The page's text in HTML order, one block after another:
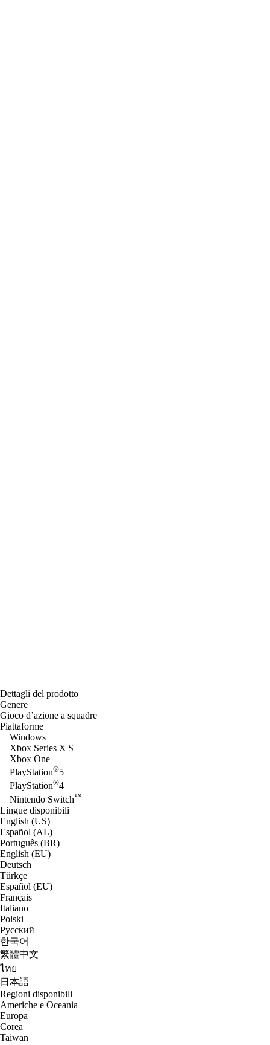
Dettagli del prodotto
Genere
Gioco d’azione a squadre
Piattaforme
Windows
Xbox Series X|S
Xbox One
PlayStation®5
PlayStation®4
Nintendo Switch™
Lingue disponibili
English (US)
Español (AL)
Português (BR)
English (EU)
Deutsch
Türkçe
Español (EU)
Français
Italiano
Polski
Русский
한국어
繁體中文
ไทย
日本語
Regioni disponibili
Americhe e Oceania
Europa
Corea
Taiwan